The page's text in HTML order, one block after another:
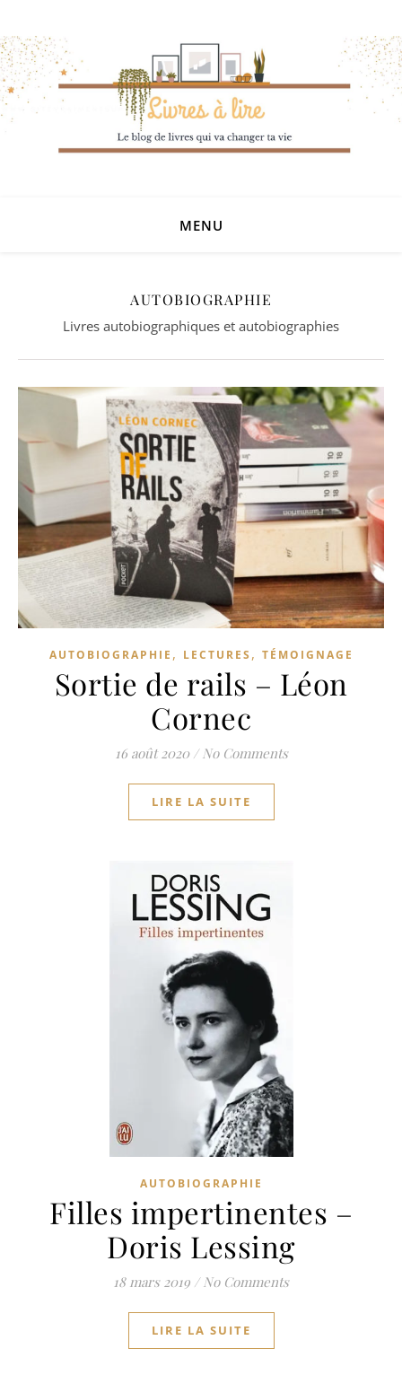
MENU
AUTOBIOGRAPHIE
Livres autobiographiques et autobiographies
AUTOBIOGRAPHIE , LECTURES , TÉMOIGNAGE
Sortie de rails – Léon
Cornec
16 août 2020 / No Comments
LIRE LA SUITE
AUTOBIOGRAPHIE
Filles impertinentes –
Doris Lessing
18 mars 2019 / No Comments
LIRE LA SUITE